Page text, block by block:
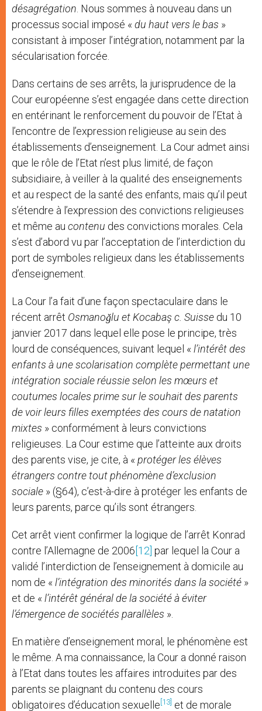
désagrégation . Nous sommes à nouveau dans un
processus social imposé « du haut vers le bas »
consistant à imposer l’intégration, notamment par la
sécularisation forcée.
Dans certains de ses arrêts, la jurisprudence de la
Cour européenne s’est engagée dans cette direction
en entérinant le renforcement du pouvoir de l’Etat à
l’encontre de l’expression religieuse au sein des
établissements d’enseignement. La Cour admet ainsi
que le rôle de l’Etat n’est plus limité, de façon
subsidiaire, à veiller à la qualité des enseignements
et au respect de la santé des enfants, mais qu’il peut
s’étendre à l’expression des convictions religieuses
et même au contenu des convictions morales. Cela
s’est d’abord vu par l’acceptation de l’interdiction du
port de symboles religieux dans les établissements
d’enseignement.
La Cour l’a fait d’une façon spectaculaire dans le
récent arrêt Osmanoǧlu et Kocabaş c. Suisse du 10
janvier 2017 dans lequel elle pose le principe, très
lourd de conséquences, suivant lequel « l’intérêt des
enfants à une scolarisation complète permettant une
intégration sociale réussie selon les mœurs et
coutumes locales prime sur le souhait des parents
de voir leurs filles exemptées des cours de natation
mixtes » conformément à leurs convictions
religieuses. La Cour estime que l’atteinte aux droits
des parents vise, je cite, à « protéger les élèves
étrangers contre tout phénomène d’exclusion
sociale » (§64), c’est-à-dire à protéger les enfants de
leurs parents, parce qu’ils sont étrangers.
Cet arrêt vient confirmer la logique de l’arrêt Konrad
contre l’Allemagne de 2006 [12] par lequel la Cour a
validé l’interdiction de l’enseignement à domicile au
nom de « l’intégration des minorités dans la société »
et de « l’intérêt général de la société à éviter
l’émergence de sociétés parallèles ».
En matière d’enseignement moral, le phénomène est
le même. A ma connaissance, la Cour a donné raison
à l’Etat dans toutes les affaires introduites par des
parents se plaignant du contenu des cours
obligatoires d’éducation sexuelle[13] et de morale